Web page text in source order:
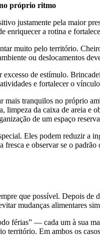
próprio ritmo
justamente pela maior
enriquecer a rotina e
muito pelo território.
ou deslocamentos
de estímulo.
e fortalecer o
tranquilos no próprio
limpeza da caixa de areia
de um espaço
Eles podem reduzir a
fresca e observar se o
que possível. Depois
mudanças alimentares
férias” — cada um à sua
território. Em ambos os